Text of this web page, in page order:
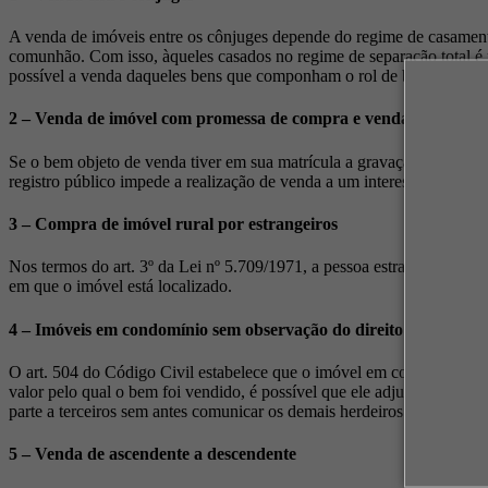
A venda de imóveis entre os cônjuges depende do regime de
comunhão. Com isso, àqueles casados no regime de separação total
possível a venda daqueles bens que componham o rol de bens
2 – Venda de imóvel com promessa de compra e venda averbada
Se o bem objeto de venda tiver em sua matrícula a gravação de
registro público impede a realização de venda a um interessado. Em
3 – Compra de imóvel rural por estrangeiros
Nos termos do art. 3º da Lei nº 5.709/1971, a pessoa estrangeira
em que o imóvel está localizado.
4 – Imóveis em condomínio sem observação do direito de
O art. 504 do Código Civil estabelece que o imóvel em condomínio
valor pelo qual o bem foi vendido, é possível que ele adjudique para
parte a terceiros sem antes comunicar os demais herdeiros.
5 – Venda de ascendente a descendente